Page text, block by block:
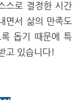
스로 결정한 시간
면서 삶의 만족도
돕기 때문에 특
고 있습니다!